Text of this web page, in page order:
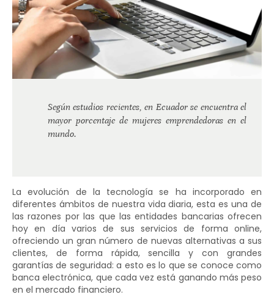
Según estudios recientes, en Ecuador se encuentra el
mayor porcentaje de mujeres emprendedoras en el
mundo.
La evolución de la tecnología se ha incorporado en
diferentes ámbitos de nuestra vida diaria, esta es una de
las razones por las que las entidades bancarias ofrecen
hoy en día varios de sus servicios de forma online,
ofreciendo un gran número de nuevas alternativas a sus
clientes, de forma rápida, sencilla y con grandes
garantías de seguridad: a esto es lo que se conoce como
banca electrónica, que cada vez está ganando más peso
en el mercado financiero.